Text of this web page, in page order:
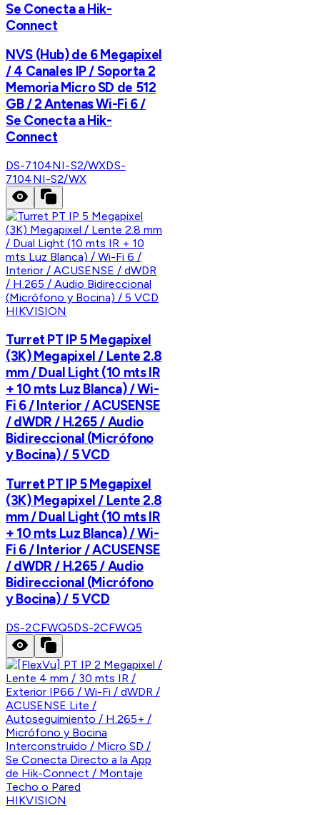
Se Conecta a Hik-
Connect
NVS (Hub) de 6 Megapixel
/ 4 Canales IP / Soporta 2
Memoria Micro SD de 512
GB / 2 Antenas Wi-Fi 6 /
Se Conecta a Hik-
Connect
DS-7104NI-S2/WXDS-
7104NI-S2/WX
HIKVISION
Turret PT IP 5 Megapixel
(3K) Megapixel / Lente 2.8
mm / Dual Light (10 mts IR
+ 10 mts Luz Blanca) / Wi-
Fi 6 / Interior / ACUSENSE
/ dWDR / H.265 / Audio
Bidireccional (Micrófono
y Bocina) / 5 VCD
Turret PT IP 5 Megapixel
(3K) Megapixel / Lente 2.8
mm / Dual Light (10 mts IR
+ 10 mts Luz Blanca) / Wi-
Fi 6 / Interior / ACUSENSE
/ dWDR / H.265 / Audio
Bidireccional (Micrófono
y Bocina) / 5 VCD
DS-2CFWQ5DS-2CFWQ5
HIKVISION